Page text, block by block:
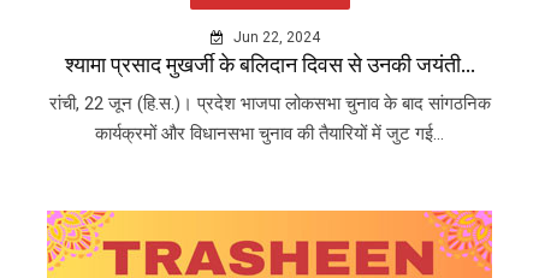
Jun 22, 2024
श्यामा प्रसाद मुखर्जी के बलिदान दिवस से उनकी जयंती...
रांची, 22 जून (हि.स.)। प्रदेश भाजपा लोकसभा चुनाव के बाद सांगठनिक
कार्यक्रमों और विधानसभा चुनाव की तैयारियों में जुट गई...